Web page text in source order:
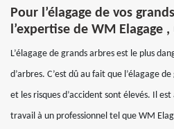
Pour l’élagage de vos
l’expertise de WM Elagage
L’élagage de grands arbres est le plus
d’arbres. C’est dû au fait que l’élagage
et les risques d’accident sont élevés. Il
travail à un professionnel tel que WM